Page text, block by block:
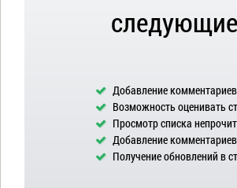
Добавление
Возможность оценивать
Просмотр списка
Добавление
Получение обновлений в